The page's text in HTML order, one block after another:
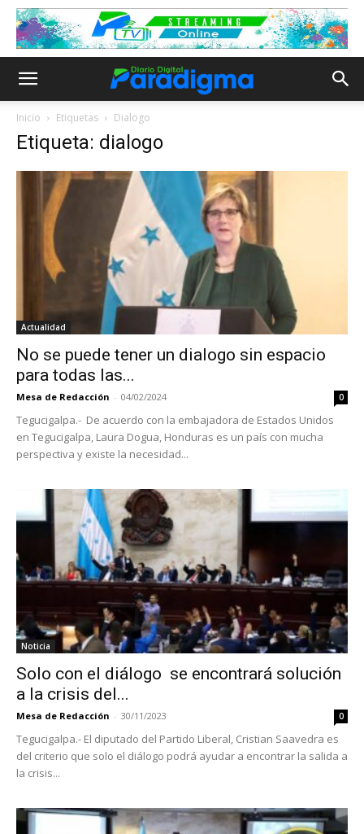
Inicio Etiquetas Dialogo
Etiqueta: dialogo
Actualidad
No se puede tener un dialogo sin espacio
para todas las...
Mesa de Redacción - 04/02/2024 0
Tegucigalpa.- De acuerdo con la embajadora de Estados Unidos
en Tegucigalpa, Laura Dogua, Honduras es un país con mucha
perspectiva y existe la necesidad...
Noticia
Solo con el diálogo se encontrará solución
a la crisis del...
Mesa de Redacción - 30/11/2023 0
Tegucigalpa.- El diputado del Partido Liberal, Cristian Saavedra es
del criterio que solo el diálogo podrá ayudar a encontrar la salida a
la crisis...